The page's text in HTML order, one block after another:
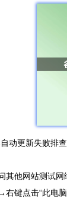
动更新失败排
其他网站测试
键点击“此电